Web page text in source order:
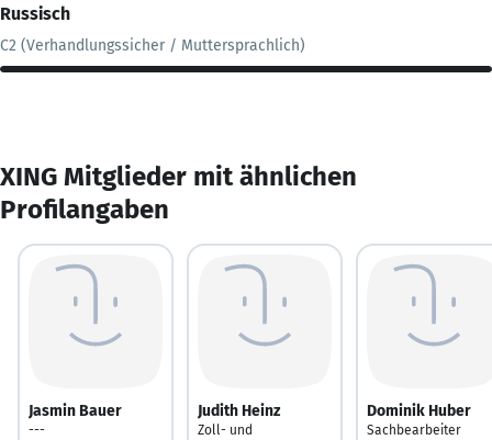
Russisch
C2 (Verhandlungssicher / Muttersprachlich)
XING Mitglieder mit ähnlichen
Profilangaben
Jasmin Bauer
---
Judith Heinz
Zoll- und
Dominik Huber
Sachbearbeiter